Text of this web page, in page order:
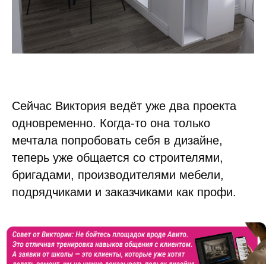
Сейчас Виктория ведёт уже два проекта
одновременно. Когда-то она только
мечтала попробовать себя в дизайне,
теперь уже общается со строителями,
бригадами, производителями мебели,
подрядчиками и заказчиками как профи.